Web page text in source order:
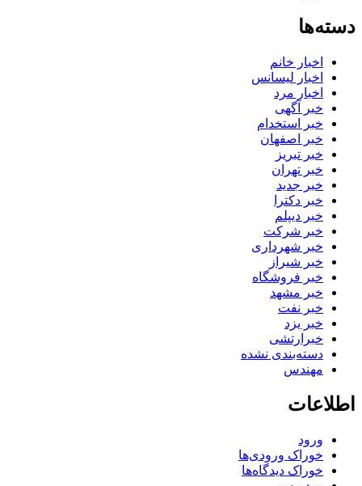
دسته‌ها
اخبار خانم
اخبار لیسانس
اخبار مرد
خبر آگهی
خبر استخدام
خبر اصفهان
خبر تبریز
خبر تهران
خبر جدید
خبر دکترا
خبر دیپلم
خبر شرکت
خبر شهرداری
خبر شیراز
خبر فروشگاه
خبر مشهد
خبر نفت
خبر یزد
خبرارتشی
دسته‌بندی نشده
مهندس
اطلاعات
ورود
خوراک ورودی‌ها
خوراک دیدگاه‌ها